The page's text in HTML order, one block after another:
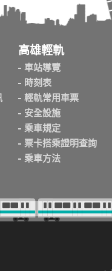
高雄輕軌
車站導覽
時刻表
輕軌常用車票
安全設施
乘車規定
票卡搭乘證明查詢
乘車方法